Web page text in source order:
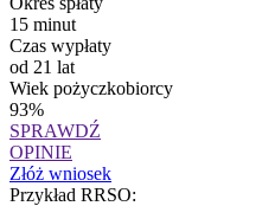
15 minut
Czas wypłaty
od 21 lat
Wiek pożyczkobiorcy
93%
SPRAWDŹ
OPINIE
Złóż wniosek
Przykład RRSO: